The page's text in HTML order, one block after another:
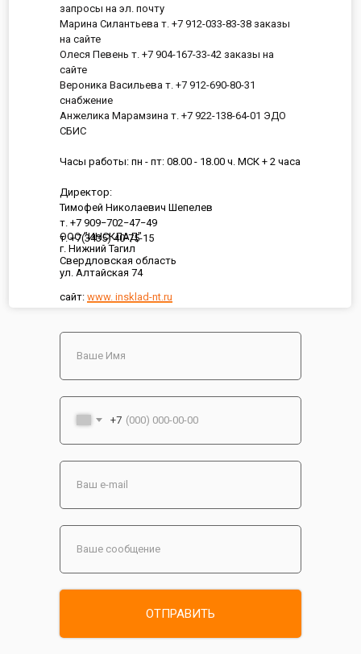
ООО "ИНСКЛАД"
г. Нижний Тагил
Свердловская область
ул. Алтайская 74
сайт: www. insklad-nt.ru
запросы на эл. почту
Марина Силантьева т. +7 912-033-83-38 заказы
на сайте
Олеся Певень т. +7 904-167-33-42 заказы на
сайте
Вероника Васильева т. +7 912-690-80-31
снабжение
Анжелика Марамзина т. +7 922-138-64-01 ЭДО
СБИС
Часы работы: пн - пт: 08.00 - 18.00 ч. МСК + 2 часа
Директор:
Тимофей Николаевич Шепелев
т. +7 909−702−47−49
т. +7(3435) 40-75-15
+7
ОТПРАВИТЬ